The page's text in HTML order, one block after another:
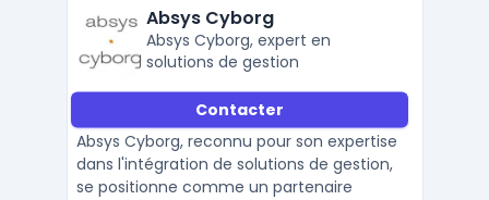
Absys Cyborg
Absys Cyborg, expert en
solutions de gestion
Contacter
Absys Cyborg, reconnu pour son expertise
dans l'intégration de solutions de gestion,
se positionne comme un partenaire